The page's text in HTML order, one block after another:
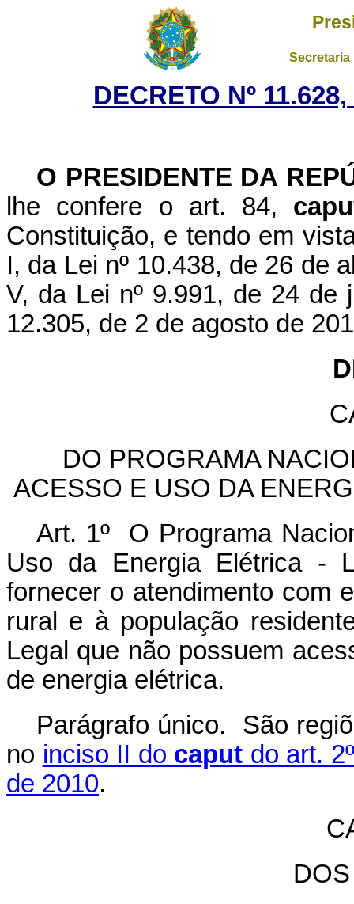
DECRETO Nº
O PRESIDENTE DA
lhe confere o art. 84,
Constituição, e tendo em
I, da Lei nº 10.438, de 26 de
V, da Lei nº 9.991, de 24 de
12.305, de 2 de agosto de
DO PROGRAMA
ACESSO E USO DA
Art. 1º O Programa
Uso da Energia Elétrica -
fornecer o atendimento com
rural e à população
Legal que não possuem
de energia elétrica.
Parágrafo único. São
no inciso II do caput do art.
de 2010.